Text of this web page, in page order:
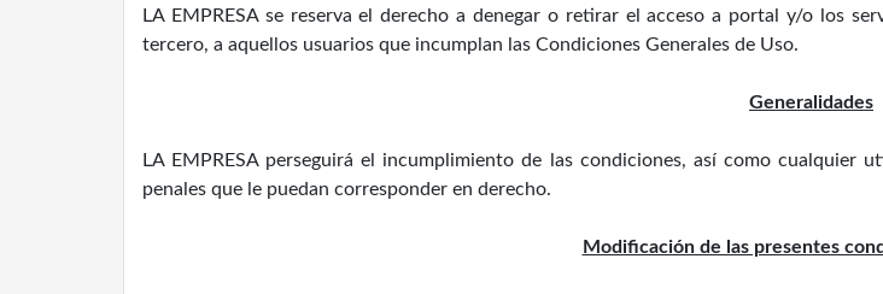
LA EMPRESA se reserva el derecho a denegar o retirar el acceso a portal y/o los
tercero, a aquellos usuarios que incumplan las Condiciones Generales de Uso.
Generalidades
LA EMPRESA perseguirá el incumplimiento de las condiciones, así como
penales que le puedan corresponder en derecho.
Modificación de las presentes